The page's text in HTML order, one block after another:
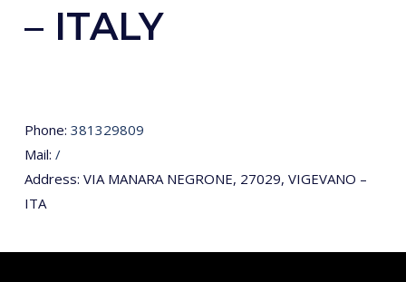
– ITALY
Phone: 381329809
Mail: /
Address: VIA MANARA NEGRONE, 27029, VIGEVANO –
ITA